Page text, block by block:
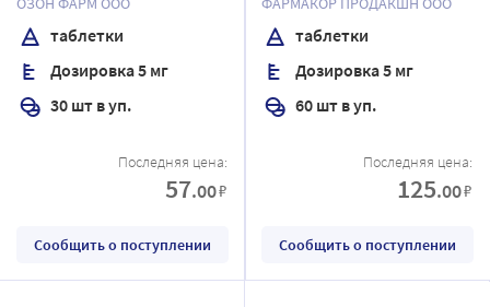
таблетки
Дозировка 5 мг
30 шт в уп.
Последняя цена:
57.00₽
Сообщить о поступлении
таблетки
Дозировка 5 мг
60 шт в уп.
Последняя цена:
125.00₽
Сообщить о поступлении